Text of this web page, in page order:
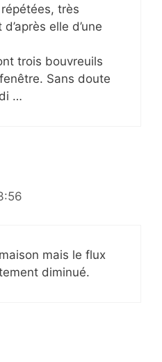
très
elle d’une
trois bouvreuils
Sans doute
…
mais le flux
diminué.